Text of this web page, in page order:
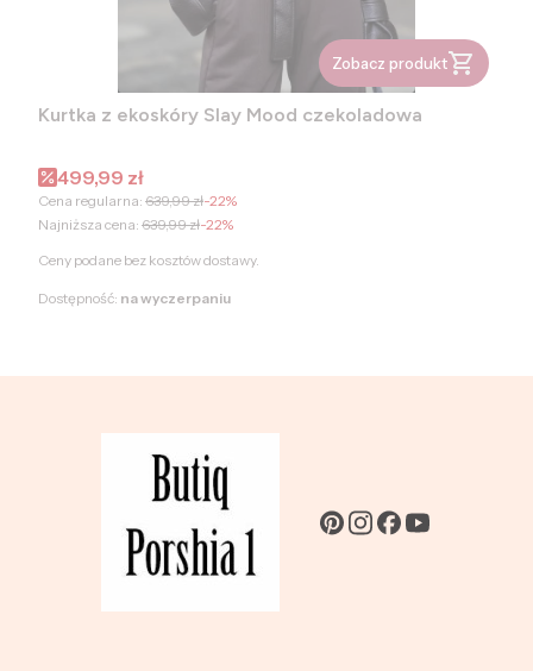
Zobacz produkt
Kurtka z ekoskóry Slay Mood czekoladowa
Cena promocyjna
499,99 zł
Cena regularna: 639,99 zł-22%
Najniższa cena: 639,99 zł-22%
Ceny podane bez kosztów dostawy.
Dostępność: na wyczerpaniu